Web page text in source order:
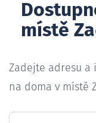
místě
Zadejte adresu
na doma v místě